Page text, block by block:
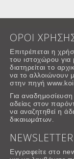
ΟΡΟΙ
Επιτρέπεται η
του ιστοχώρου
διατηρείται το
να το αλλοιώνουν
στην πηγή
Για
αδείας στον
να αναζητηθεί η
δικαιωμάτων.
NEWSLETTER
Εγγραφείτε στο